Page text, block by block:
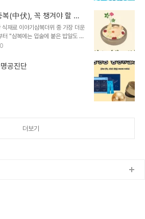
심한 통증..
늘은 남은 100일을 알차게 보내기
해드릴게요.1️⃣ 속이 더부룩할 땐?
된 상태로 오래 앉아 있다 보면 소
는 경험, 많으시죠?이럴 땐 소화를
스트레칭, 산책이 큰 도움이 됩니
..
복(中伏), 꼭 챙겨야 할 여
지
재료 이야기삼복더위 중 가장 더운
터 "삼복에는 입술에 붙은 밥알도 무
의 더위는 사람의 기운을 쉽게 소
적인 증상인 배앓이, 식욕부진, 설
여름철에는 위장 기능이 약해지기
주 찾게 되면서 일시적으로는 시원
공진단
더보기